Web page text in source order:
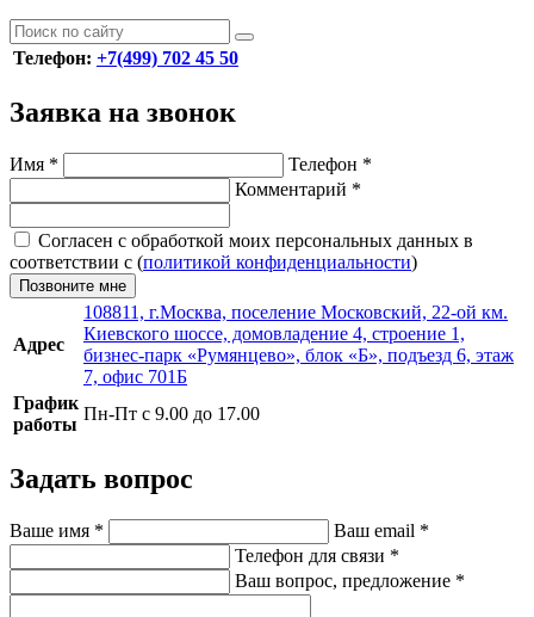
Телефон: +7(499) 702 45 50
Заявка на звонок
Имя * Телефон *
Комментарий *
Согласен с обработкой моих персональных данных в
соответствии с (политикой конфиденциальности)
Позвоните мне
Адрес
108811, г.Москва, поселение Московский, 22-ой км.
Киевского шоссе, домовладение 4, строение 1,
бизнес-парк «Румянцево», блок «Б», подъезд 6, этаж
7, офис 701Б
График
работы
Пн-Пт с 9.00 до 17.00
Задать вопрос
Ваше имя * Ваш email *
Телефон для связи *
Ваш вопрос, предложение *